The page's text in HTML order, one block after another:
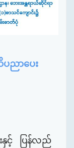
ညာပေး
င့် ပြန်လည်